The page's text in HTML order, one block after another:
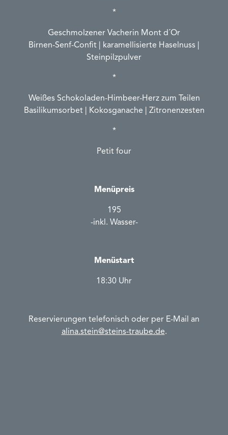
*
Geschmolzener Vacherin Mont d´Or
Birnen-Senf-Confit | karamellisierte Haselnuss |
Steinpilzpulver
*
Weißes Schokoladen-Himbeer-Herz zum Teilen
Basilikumsorbet | Kokosganache | Zitronenzesten
*
Petit four
Menüpreis
195
-inkl. Wasser-
Menüstart
18:30 Uhr
Reservierungen telefonisch oder per E-Mail an
alina.stein@steins-traube.de.